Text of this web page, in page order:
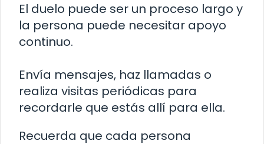
El duelo puede ser un proceso largo y
la persona puede necesitar apoyo
continuo.
Envía mensajes, haz llamadas o
realiza visitas periódicas para
recordarle que estás allí para ella.
Recuerda que cada persona